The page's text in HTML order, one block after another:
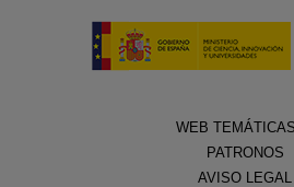
WEB TEMÁTICAS
PATRONOS
AVISO LEGAL